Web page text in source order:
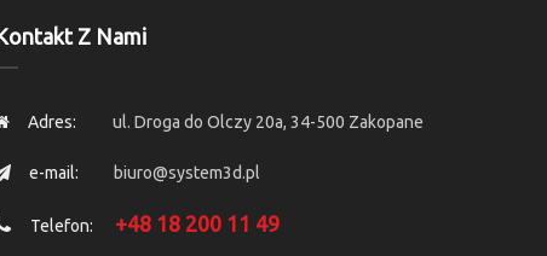
Z Nami
Adres: ul. Droga do Olczy 20a, 34-500 Zakopane
e-mail: biuro@system3d.pl
Telefon: +48 18 200 11 49